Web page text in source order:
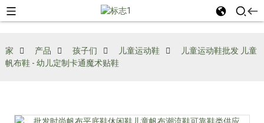
家 产品 孩子们 儿童运动鞋
儿童运动鞋批发 儿童
帆布鞋 - 幼儿定制卡通魔术贴鞋